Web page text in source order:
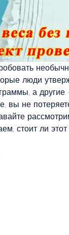
люди
а
вы не
стоит ли